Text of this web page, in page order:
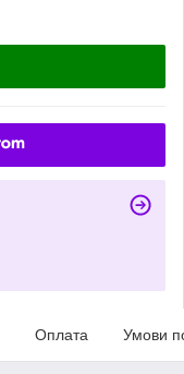
Оплата Умови